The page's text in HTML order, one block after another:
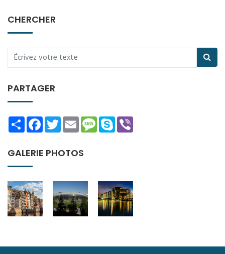
CHERCHER
PARTAGER
ShareFacebookTwitterEmailMessage
Skype
GALERIE PHOTOS